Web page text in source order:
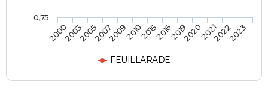
FEUILLARADE
2000200320052007200920102015201620192020202120222023
0,75